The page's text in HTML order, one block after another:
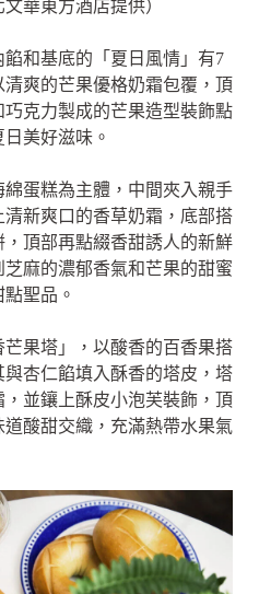
華東方酒店提供）
和基底的「夏日風情」有7
爽的芒果優格奶霜包覆，頂
克力製成的芒果造型裝飾點
美好滋味。
綿蛋糕為主體，中間夾入親手
新爽口的香草奶霜，底部搭
頂部再點綴香甜誘人的新鮮
麻的濃郁香氣和芒果的甜蜜
聖品。
果塔」，以酸香的百香果搭
杏仁餡填入酥香的塔皮，塔
，並鑲上酥皮小泡芙裝飾，頂
酸甜交織，充滿熱帶水果氣